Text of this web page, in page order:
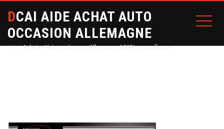
DCAI AIDE ACHAT AUTO
OCCASION ALLEMAGNE
⭐⭐⭐ Acheter Votre voiture en Allemagne 100% en confiance